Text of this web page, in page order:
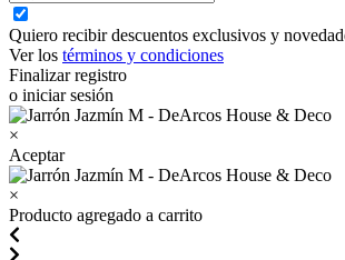
Quiero recibir descuentos exclusivos y
Ver los términos y condiciones
Finalizar registro
o iniciar sesión
×
Aceptar
×
Producto agregado a carrito